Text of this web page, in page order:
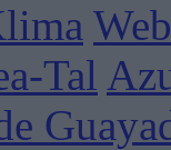
Tal